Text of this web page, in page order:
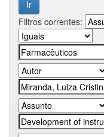
Filtros correntes: